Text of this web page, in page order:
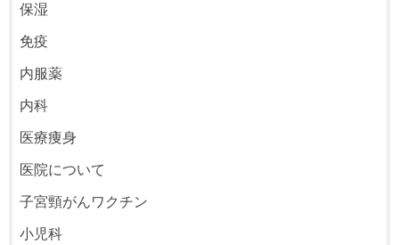
保湿
免疫
内服薬
内科
医療痩身
医院について
子宮頸がんワクチン
小児科